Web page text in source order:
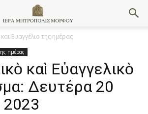
Ευαγγέλιο της ημέρας
ημέρας
καὶ Εὐαγγελικὸ
Δευτέρα 20